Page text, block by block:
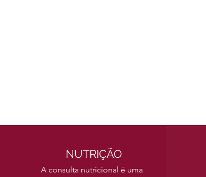
NUTRIÇÃO
A consulta nutricional é uma